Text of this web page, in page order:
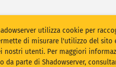
utilizza cookie per
di misurare l'utilizzo del sito
nostri utenti. Per maggiori
da parte di Shadowserver,